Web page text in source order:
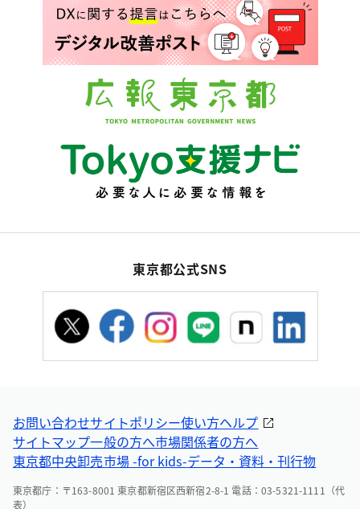
東京都公式SNS
お問い合わせサイトポリシー使い方ヘルプ
サイトマップ一般の方へ市場関係者の方へ
東京都中央卸売市場 -for kids-データ・資料・刊行物
東京都庁：〒163-8001 東京都新宿区西新宿2-8-1 電話：03-5321-1111（代
表）